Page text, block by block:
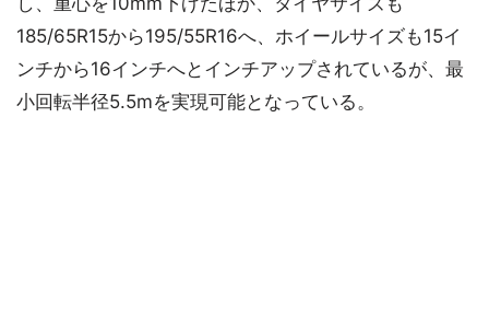
185/65R15から195/55R16へ、ホイールサイズも15イ
ンチから16インチへとインチアップされているが、最
小回転半径5.5mを実現可能となっている。